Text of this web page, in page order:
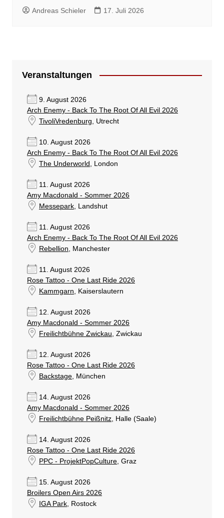
Andreas Schieler 17. Juli 2026
Veranstaltungen
9. August 2026
Arch Enemy - Back To The Root Of All Evil 2026
TivoliVredenburg , Utrecht
10. August 2026
Arch Enemy - Back To The Root Of All Evil 2026
The Underworld
, London
11. August 2026
Amy Macdonald - Sommer 2026
Messepark, Landshut
11. August 2026
Arch Enemy - Back To The Root Of All Evil 2026
Rebellion , Manchester
11. August 2026
Rose Tattoo - One Last Ride 2026
Kammgarn , Kaiserslautern
12. August 2026
Amy Macdonald - Sommer 2026
Freilichtbühne Zwickau , Zwickau
12. August 2026
Rose Tattoo - One Last Ride 2026
Backstage, München
14. August 2026
Amy Macdonald - Sommer 2026
Freilichtbühne Peißnitz, Halle (Saale)
14. August 2026
Rose Tattoo - One Last Ride 2026
PPC - ProjektPopCulture, Graz
15. August 2026
Broilers Open Airs 2026
IGA Park, Rostock